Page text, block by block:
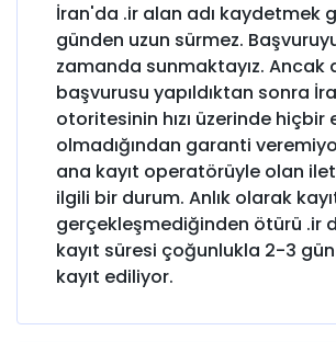
İran'da .ir alan adı kaydetmek
günden uzun sürmez.
zamanda sunmaktayız. Ancak
başvurusu yapıldıktan sonra
otoritesinin hızı üzerinde hiçbir
olmadığından garanti
ana kayıt operatörüyle olan
ilgili bir durum. Anlık olarak
gerçekleşmediğinden ötürü .ir
kayıt süresi çoğunlukla 2-3
kayıt ediliyor.